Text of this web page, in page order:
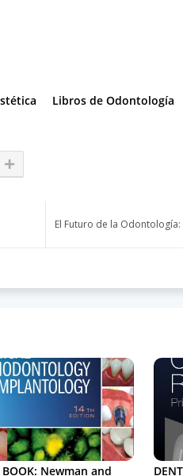
Libros de Odontología
El Futuro de la
BOOK: Newman and